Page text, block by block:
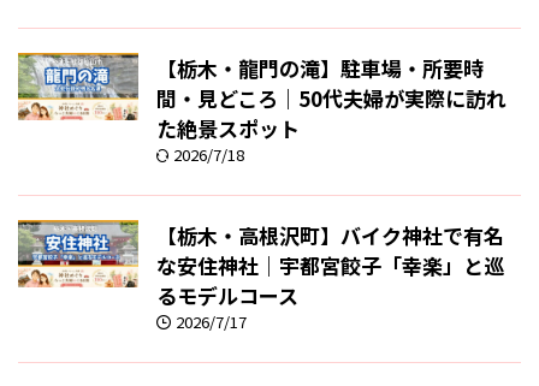
【栃木・龍門の滝】駐車場・所要時
間・見どころ｜50代夫婦が実際に訪れ
た絶景スポット
2026/7/18
【栃木・高根沢町】バイク神社で有名
な安住神社｜宇都宮餃子「幸楽」と巡
るモデルコース
2026/7/17